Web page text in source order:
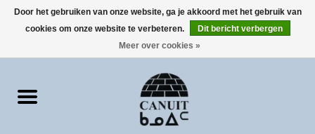
0 Artikelen - €0,00
Art Cards
Door het gebruiken van onze website, ga je akkoord met het gebruik van
cookies om onze website te verbeteren.
Dit bericht verbergen
Meer over cookies »